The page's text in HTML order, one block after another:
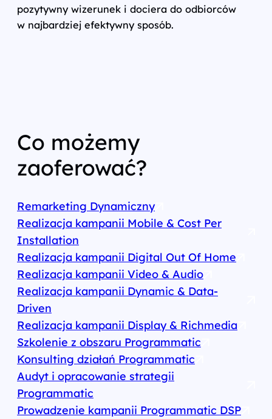
pozytywny wizerunek i dociera do odbiorców
w najbardziej efektywny sposób.
Co możemy
zaoferować?
Remarketing Dynamiczny
Realizacja kampanii Mobile & Cost Per
Installation
Realizacja kampanii Digital Out Of Home
Realizacja kampanii Video & Audio
Realizacja kampanii Dynamic & Data-
Driven
Realizacja kampanii Display & Richmedia
Szkolenie z obszaru Programmatic
Konsulting działań Programmatic
Audyt i opracowanie strategii
Programmatic
Prowadzenie kampanii Programmatic DSP